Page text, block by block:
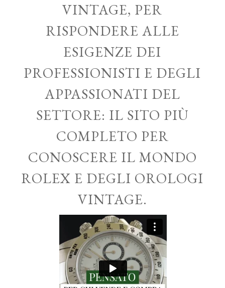
VINTAGE, PER
RISPONDERE ALLE
ESIGENZE DEI
PROFESSIONISTI E DEGLI
APPASSIONATI DEL
SETTORE: IL SITO PIÙ
COMPLETO PER
CONOSCERE IL MONDO
ROLEX E DEGLI OROLOGI
VINTAGE.